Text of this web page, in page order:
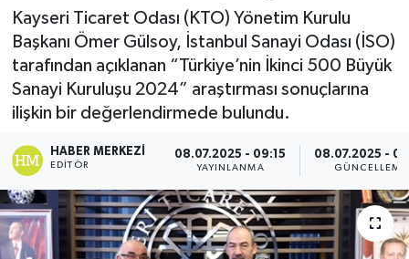
Kayseri Ticaret Odası (KTO) Yönetim Kurulu
Başkanı Ömer Gülsoy, İstanbul Sanayi Odası (İSO)
tarafından açıklanan “Türkiye’nin İkinci 500 Büyük
Sanayi Kuruluşu 2024” araştırması sonuçlarına
ilişkin bir değerlendirmede bulundu.
HABER MERKEZI
EDITÖR
08.07.2025 - 09:15
YAYINLANMA
08.07.2025 -
GÜNCELLEME
Politika
Spor
Tüm Manşetler
Son Dakika Haberleri